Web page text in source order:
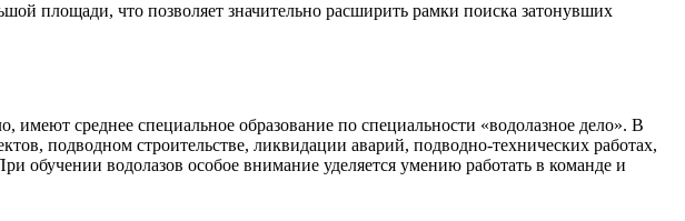
площади, что позволяет значительно расширить рамки поиска затонувших
среднее специальное образование по специальности «водолазное дело». В
подводном строительстве, ликвидации аварий, подводно-технических работах,
обучении водолазов особое внимание уделяется умению работать в команде и